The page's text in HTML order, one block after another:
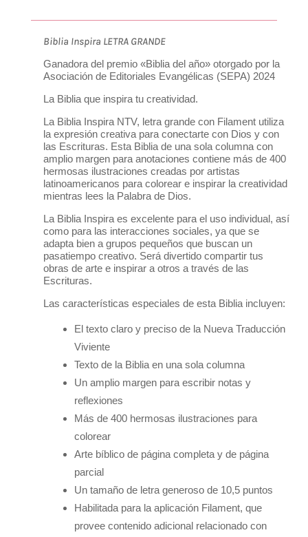
Biblia Inspira LETRA GRANDE
Ganadora del premio «Biblia del año» otorgado por la
Asociación de Editoriales Evangélicas (SEPA) 2024
La Biblia que inspira tu creatividad.
La Biblia InspiraNTV, letra grande con Filamentutiliza
la expresión creativa para conectarte con Dios y con
las Escrituras. Esta Biblia de una sola columna con
amplio margen para anotaciones contiene más de 400
hermosas ilustraciones creadas por artistas
latinoamericanos para colorear e inspirar la creatividad
mientras lees la Palabra de Dios.
La Biblia Inspiraes excelente para el uso individual, así
como para las interacciones sociales, ya que se
adapta bien a grupos pequeños que buscan un
pasatiempo creativo. Será divertido compartir tus
obras de arte e inspirar a otros a través de las
Escrituras.
Las características especiales de esta Biblia incluyen:
El texto claro y preciso de la Nueva Traducción
Viviente
Texto de la Biblia en una sola columna
Un amplio margen para escribir notas y
reflexiones
Más de 400 hermosas ilustraciones para
colorear
Arte bíblico de página completa y de página
parcial
Un tamaño de letra generoso de 10,5 puntos
Habilitada para la aplicación Filament, que
provee contenido adicional relacionado con